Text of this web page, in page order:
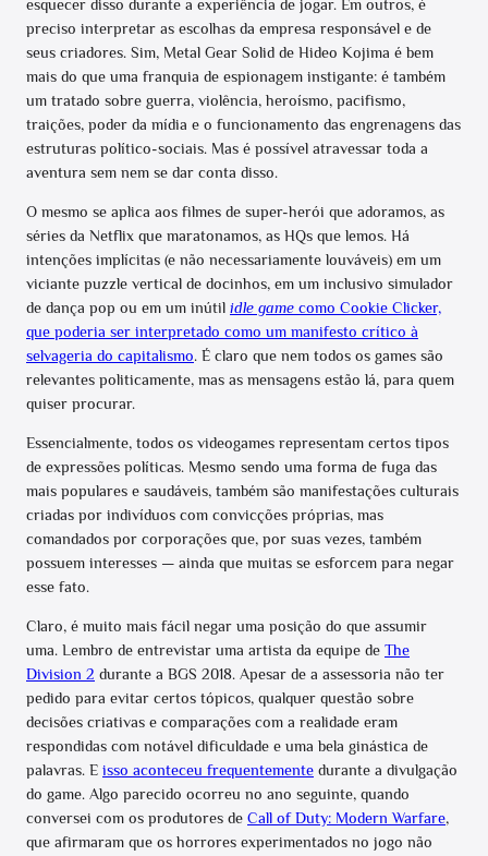
esquecer disso durante a experiência de jogar. Em outros, é
preciso interpretar as escolhas da empresa responsável e de
seus criadores. Sim, Metal Gear Solid de Hideo Kojima é bem
mais do que uma franquia de espionagem instigante: é também
um tratado sobre guerra, violência, heroísmo, pacifismo,
traições, poder da mídia e o funcionamento das engrenagens das
estruturas político-sociais. Mas é possível atravessar toda a
aventura sem nem se dar conta disso.
O mesmo se aplica aos filmes de super-herói que adoramos, as
séries da Netflix que maratonamos, as HQs que lemos. Há
intenções implícitas (e não necessariamente louváveis) em um
viciante puzzle vertical de docinhos, em um inclusivo simulador
de dança pop ou em um inútil idle game como Cookie Clicker,
que poderia ser interpretado como um manifesto crítico à
selvageria do capitalismo. É claro que nem todos os games são
relevantes politicamente, mas as mensagens estão lá, para quem
quiser procurar.
Essencialmente, todos os videogames representam certos tipos
de expressões políticas. Mesmo sendo uma forma de fuga das
mais populares e saudáveis, também são manifestações culturais
criadas por indivíduos com convicções próprias, mas
comandados por corporações que, por suas vezes, também
possuem interesses — ainda que muitas se esforcem para negar
esse fato.
Claro, é muito mais fácil negar uma posição do que assumir
uma. Lembro de entrevistar uma artista da equipe de The
Division 2 durante a BGS 2018. Apesar de a assessoria não ter
pedido para evitar certos tópicos, qualquer questão sobre
decisões criativas e comparações com a realidade eram
respondidas com notável dificuldade e uma bela ginástica de
palavras. E isso aconteceu frequentemente durante a divulgação
do game. Algo parecido ocorreu no ano seguinte, quando
conversei com os produtores de Call of Duty: Modern Warfare,
que afirmaram que os horrores experimentados no jogo não